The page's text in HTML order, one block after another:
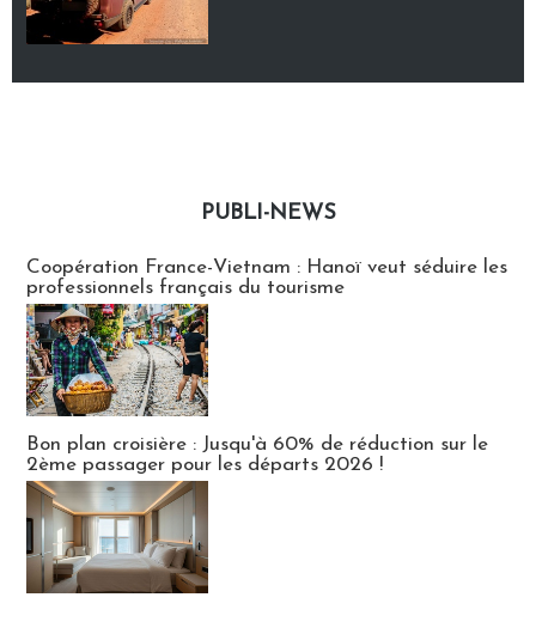
PUBLI-NEWS
Coopération France-Vietnam : Hanoï veut séduire les
professionnels français du tourisme
Bon plan croisière : Jusqu'à 60% de réduction sur le
2ème passager pour les départs 2026 !